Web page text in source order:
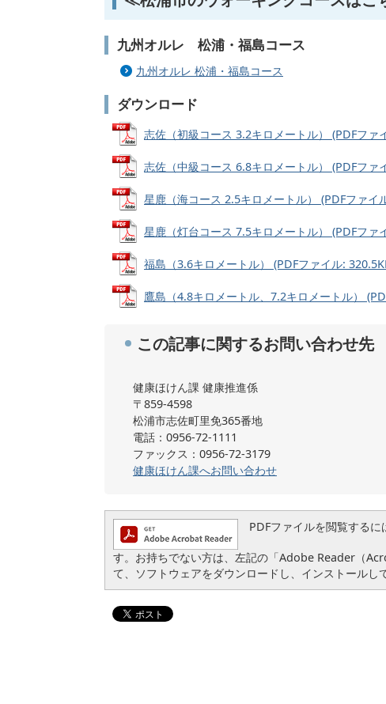
九州オルレ 松浦・福島コース
九州オルレ 松浦・福島コース
ダウンロード
志佐（初級コース 3.2キロメートル） (PDFファ
志佐（中級コース 6.8キロメートル） (PDFファ
星鹿（海コース 2.5キロメートル） (PDFファイ
星鹿（灯台コース 7.5キロメートル） (PDFファ
福島（3.6キロメートル） (PDFファイル:
鷹島（4.8キロメートル、7.2キロメートル）
この記事に関するお問い合わせ先
健康ほけん課 健康推進係
〒859-4598
松浦市志佐町里免365番地
電話：0956-72-1111
ファックス：0956-72-3179
健康ほけん課へお問い合わせ
PDFファイルを閲覧する
す。お持ちでない方は、左記の「Adobe Reader（
て、ソフトウェアをダウンロードし、インストールし